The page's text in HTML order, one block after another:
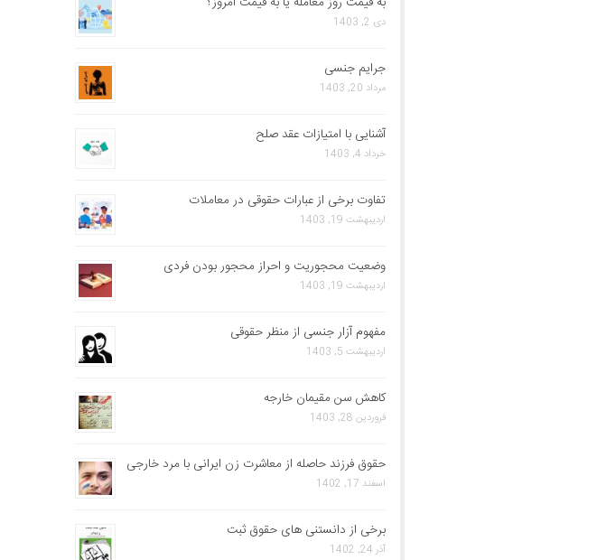
دی 2, 1403
جرایم جنسی
مرداد 20, 1403
آشنایی با امتیازات عقد صلح
خرداد 4, 1403
تفاوت برخی از عبارات حقوقی در معاملات
اردیبهشت 19, 1403
وضعیت محجوریت و احراز محجور بودن فردی
اردیبهشت 19, 1403
مفهوم آزار جنسی از منظر حقوقی
اردیبهشت 5, 1403
کاهش سن مقیمان خارجه
فروردین 28, 1403
حقوق فرزند حاصله از معاشرت زن ایرانی با مرد خارجی
اسفند 17, 1402
برخی از دانستنی های حقوق ثبت
آذر 24, 1402